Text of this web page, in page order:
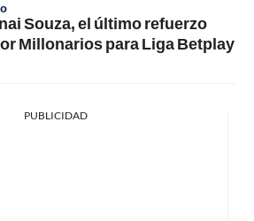
Souza, el último refuerzo
Millonarios para Liga Betplay
PUBLICIDAD